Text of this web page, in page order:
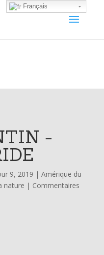
-
9, 2019 | Amérique du
nature | Commentaires
Français